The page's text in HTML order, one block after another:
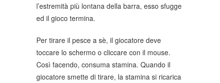
l’estremità più lontana della barra, esso sfugge
ed il gioco termina.
Per tirare il pesce a sè, il giocatore deve
toccare lo schermo o cliccare con il mouse.
Così facendo, consuma stamina. Quando il
giocatore smette di tirare, la stamina si ricarica